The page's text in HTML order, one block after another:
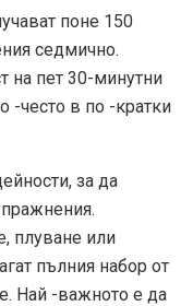
поне 150
седмично.
на пет 30-минутни
-често в по -кратки
за да
плуване или
пълния набор от
Най -важното е да